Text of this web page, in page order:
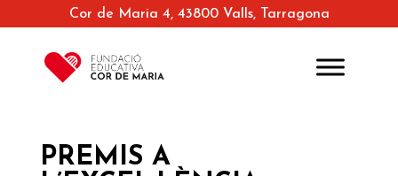
Cor de Maria 4, 43800 Valls, Tarragona
PREMIS A